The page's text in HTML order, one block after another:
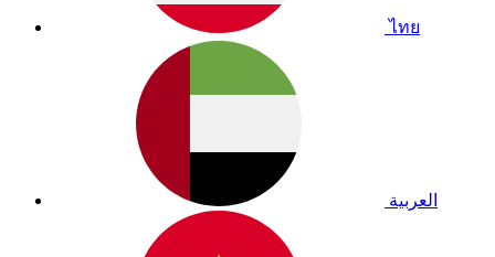
ไทย
العربية